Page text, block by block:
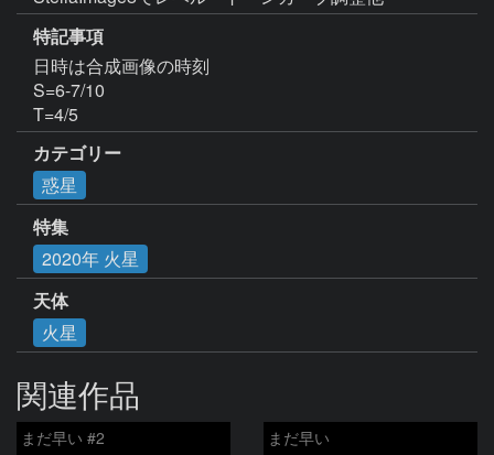
特記事項
日時は合成画像の時刻
S=6-7/10
T=4/5
カテゴリー
惑星
特集
2020年 火星
天体
火星
関連作品
まだ早い #2 まだ早い